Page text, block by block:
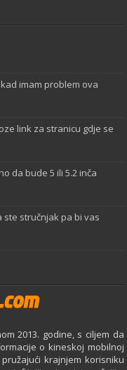
imam problem ova
link za stranicu gdje se
da bude 5 ili 5.2 inča
ste stručnjak pa bi vas
2013. godine, s ciljem da
o kineskoj mobilnoj
krajnjem korisniku